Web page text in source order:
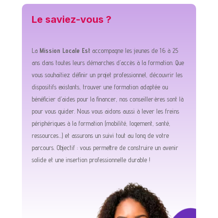
Le saviez-vous ?
La Mission Locale Estaccompagne les jeunes de 16 à 25
ans dans toutes leurs démarches d’accès à la formation. Que
vous souhaitiez définir un projet professionnel, découvrir les
dispositifs existants, trouver une formation adaptée ou
bénéficier d’aides pour la financer, nos conseiller·ères sont là
pour vous guider. Nous vous aidons aussi à lever les freins
périphériques à la formation (mobilité, logement, santé,
ressources…) et assurons un suivi tout au long de votre
parcours. Objectif : vous permettre de construire un avenir
solide et une insertion professionnelle durable !